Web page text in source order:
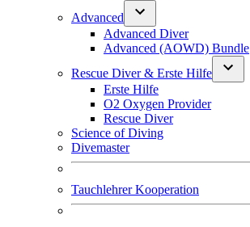
Advanced
Advanced Diver
Advanced (AOWD) Bundle
Rescue Diver & Erste Hilfe
Erste Hilfe
O2 Oxygen Provider
Rescue Diver
Science of Diving
Divemaster
Tauchlehrer Kooperation